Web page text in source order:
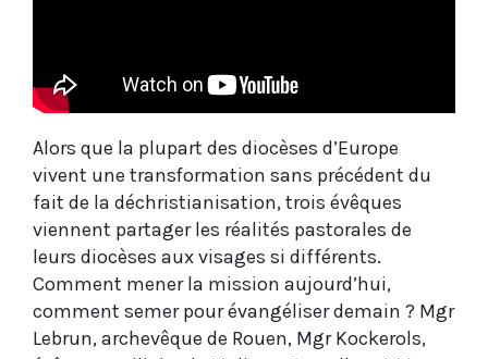
Alors que la plupart des diocèses d’Europe
vivent une transformation sans précédent du
fait de la déchristianisation, trois évêques
viennent partager les réalités pastorales de
leurs diocèses aux visages si différents.
Comment mener la mission aujourd’hui,
comment semer pour évangéliser demain ? Mgr
Lebrun, archevêque de Rouen, Mgr Kockerols,